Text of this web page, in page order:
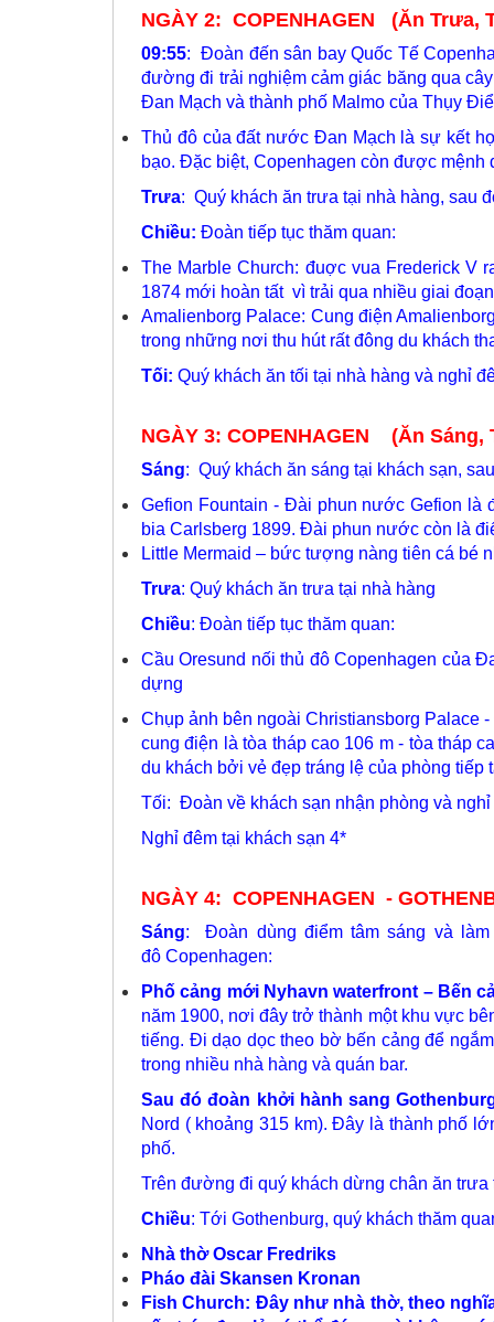
NGÀY 2: COPENHAGEN (Ăn Trưa,
09:55: Đoàn đến sân bay Quốc Tế
đường đi trải nghiệm cảm giác băng qua
Đan Mạch và thành phố Malmo của Thụy
Thủ đô của đất nước Đan Mạch là sự kết
bạo. Đặc biệt, Copenhagen còn được mệnh
Trưa: Quý khách ăn trưa tại nhà hàng, sau
Chiều: Đoàn tiếp tục thăm quan:
The Marble Church: đuợc vua Frederick V
1874 mới hoàn tất vì trải qua nhiều giai
Amalienborg Palace: Cung điện
trong những nơi thu hút rất đông du khách
Tối: Quý khách ăn tối tại nhà hàng và nghỉ
NGÀY 3: COPENHAGEN (Ăn Sáng,
Sáng: Quý khách ăn sáng tại khách sạn,
Gefion Fountain - Đài phun nước Gefion là
bia Carlsberg 1899. Đài phun nước còn là
Little Mermaid – bức tượng nàng tiên cá bé
Trưa: Quý khách ăn trưa tại nhà hàng
Chiều: Đoàn tiếp tục thăm quan:
Cầu Oresund nối thủ đô Copenhagen của
dựng
Chụp ảnh bên ngoài Christiansborg Palace
cung điện là tòa tháp cao 106 m - tòa tháp
du khách bởi vẻ đẹp tráng lệ của phòng
Tối: Đoàn về khách sạn nhận phòng và
Nghỉ đêm tại khách sạn 4*
NGÀY 4: COPENHAGEN -
Sáng: Đoàn dùng điểm tâm sáng và làm
đô Copenhagen:
Phố cảng mới Nyhavn waterfront – Bến
năm 1900, nơi đây trở thành một khu vực
tiếng. Đi dạo dọc theo bờ bến cảng để
trong nhiều nhà hàng và quán bar.
Sau đó đoàn khởi hành sang
Nord ( khoảng 315 km). Đây là thành phố
phố.
Trên đường đi quý khách dừng chân ăn trưa
Chiều: Tới Gothenburg, quý khách thăm
Nhà thờ Oscar Fredriks
Pháo đài Skansen Kronan
Fish Church: Đây như nhà thờ, theo